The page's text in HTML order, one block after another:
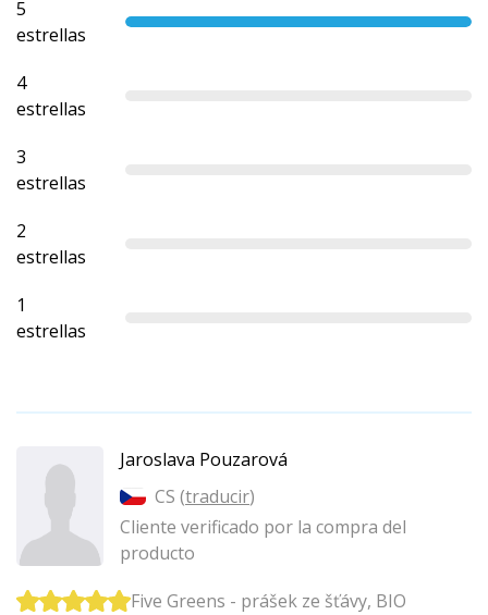
5
estrellas
4
estrellas
3
estrellas
2
estrellas
1
estrellas
Jaroslava Pouzarová
CS (traducir)
Cliente verificado por la compra del
producto
Five Greens - prášek ze šťávy, BIO